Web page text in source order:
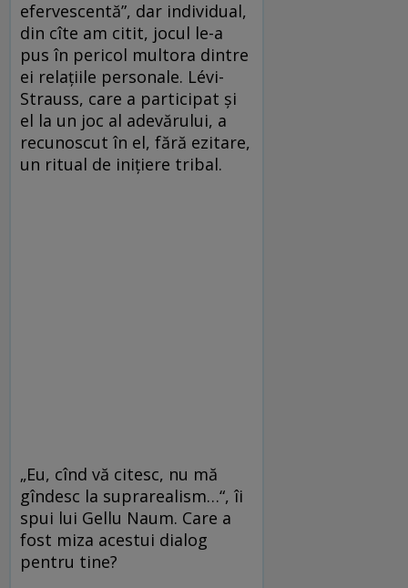
efervescentă”, dar individual,
din cîte am citit, jocul le-a
pus în pericol multora dintre
ei relaţiile personale. Lévi-
Strauss, care a participat și
el la un joc al adevărului, a
recunoscut în el, fără ezitare,
un ritual de iniţiere tribal.
„Eu, cînd vă citesc, nu mă
gîndesc la suprarealism…“, îi
spui lui Gellu Naum. Care a
fost miza acestui dialog
pentru tine?